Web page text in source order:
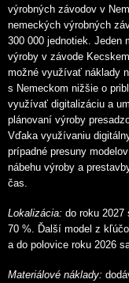
výrobných závodov v
nemeckých výrobných
300 000 jednotiek. Jeden
výroby v závode
možné využívať náklady
s Nemeckom nižšie o
využívať digitalizáciu a
plánovaní výroby
Vďaka využívaniu
prípadné presuny
nábehu výroby a
čas.
Lokalizácia: do roku 2027
70 %. Ďalší model z
a do polovice roku 2026
Materiálové náklady: